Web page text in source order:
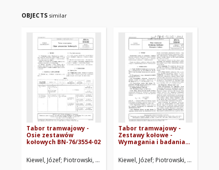
OBJECTS similar
Tabor tramwajowy -
Osie zestawów
kołowych BN-76/3554-02
Kiewel, Józef Piotrowski, Michał Instytut Kształtowania Środowiska.
Tabor tramwajowy -
Zestawy kołowe -
Wymagania i badania
Kiewel, Józef Piotrowski, Michał